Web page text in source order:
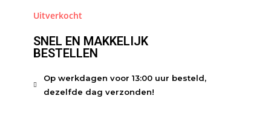
Uitverkocht
SNEL EN MAKKELIJK
BESTELLEN
Op werkdagen voor 13:00 uur besteld,
dezelfde dag verzonden!